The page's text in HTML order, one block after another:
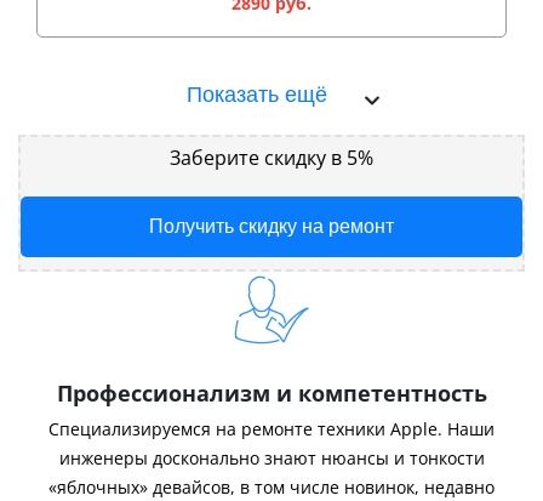
Показать ещё
Заберите скидку в 5%
Получить скидку на ремонт
Профессионализм и компетентность
Специализируемся на ремонте техники Apple. Наши
инженеры досконально знают нюансы и тонкости
«яблочных» девайсов, в том числе новинок, недавно